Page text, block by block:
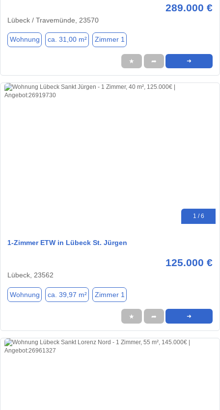
289.000 €
Lübeck / Travemünde, 23570
Wohnung ca. 31,00 m² Zimmer 1
★ ➦ ➜
1 / 6
1-Zimmer ETW in Lübeck St. Jürgen
125.000 €
Lübeck, 23562
Wohnung ca. 39,97 m² Zimmer 1
★ ➦ ➜